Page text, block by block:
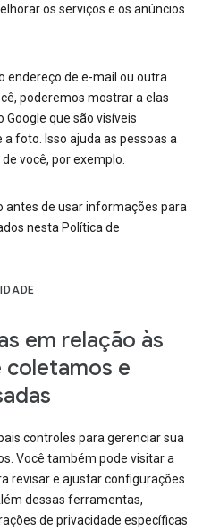
os serviços e os anúncios
endereço de e-mail ou outra
poderemos mostrar a elas
que são visíveis
foto. Isso ajuda as pessoas a
você, por exemplo.
de usar informações para
nesta Política de
em relação às
e
controles para gerenciar sua
Você também pode visitar a
revisar e ajustar configurações
dessas ferramentas,
de privacidade específicas